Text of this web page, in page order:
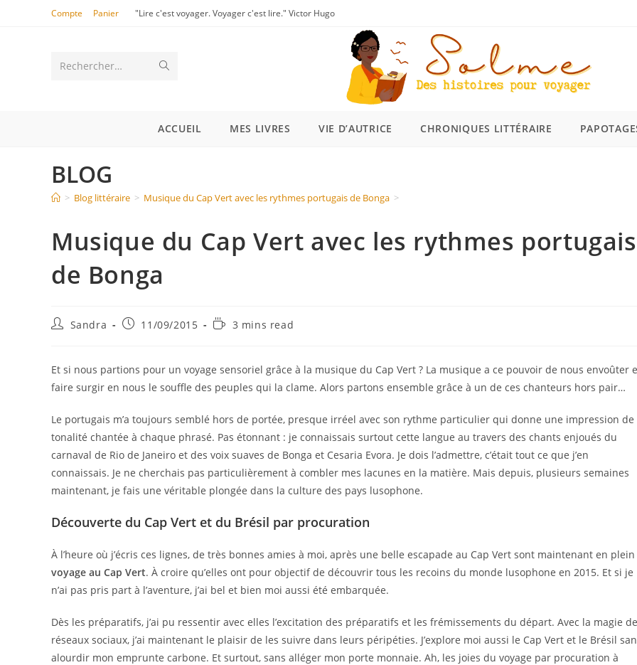
Compte Panier "Lire c'est voyager. Voyager c'est lire." Victor Hugo
Rechercher…
ACCUEIL MES LIVRES VIE D’AUTRICE CHRONIQUES LITTÉRAIRE
BLOG
> Blog littéraire > Musique du Cap Vert avec les rythmes portugais de Bonga >
Musique du Cap Vert avec les rythmes portugais
de Bonga
Sandra 11/09/2015 3 mins read
Et si nous partions pour un voyage sensoriel grâce à la musique du Cap Vert ? La musique a ce pouvoir de nous envoûter
faire surgir en nous le souffle des peuples qui la clame. Alors partons ensemble grâce à un de ces chanteurs hors pair…
Le portugais m’a toujours semblé hors de portée, presque irréel avec son rythme particulier qui donne une impression de
tonalité chantée à chaque phrasé. Pas étonnant : je connaissais surtout cette langue au travers des chants enjoués du
carnaval de Rio de Janeiro et des voix suaves de Bonga et Cesaria Evora. Je dois l’admettre, c’était tout ce que j’en
connaissais. Je ne cherchais pas particulièrement à combler mes lacunes en la matière. Mais depuis, plusieurs semaines
maintenant, je fais une véritable plongée dans la culture des pays lusophone.
Découverte du Cap Vert et du Brésil par procuration
À l’heure où j’écris ces lignes, de très bonnes amies à moi, après une belle escapade au Cap Vert sont maintenant en plein
voyage au Cap Vert. À croire qu’elles ont pour objectif de découvrir tous les recoins du monde lusophone en 2015. Et si je
n’ai pas pris part à l’aventure, j’ai bel et bien moi aussi été embarquée.
Dès les préparatifs, j’ai pu ressentir avec elles l’excitation des préparatifs et les frémissements du départ. Avec la magie
réseaux sociaux, j’ai maintenant le plaisir de les suivre dans leurs péripéties. J’explore moi aussi le Cap Vert et le Brésil
alourdir mon emprunte carbone. Et surtout, sans alléger mon porte monnaie. Ah, les joies du voyage par procuration à